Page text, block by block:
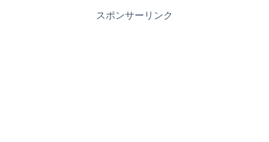
スポンサーリンク